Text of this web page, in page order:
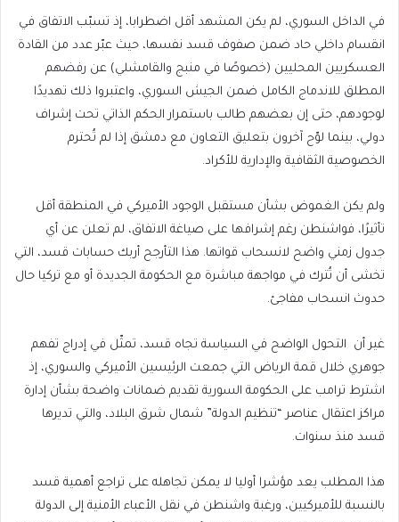
في الداخل السوري، لم يكن المشهد أقل اضطرابا، إذ تسبّب الاتفاق في
انقسام داخلي حاد ضمن صفوف قسد نفسها، حيث عبّر عدد من القادة
العسكريين المحليين (خصوصًا في منبج والقامشلي) عن رفضهم
المطلق للاندماج الكامل ضمن الجيش السوري، واعتبروا ذلك تهديدًا
لوجودهم، حتى إن بعضهم طالب باستمرار الحكم الذاتي تحت إشراف
دولي، بينما لوّح آخرون بتعليق التعاون مع دمشق إذا لم تُحترم
الخصوصية الثقافية والإدارية للأكراد.
ولم يكن الغموض بشأن مستقبل الوجود الأميركي في المنطقة أقل
تأثيرًا، فواشنطن رغم إشرافها على صياغة الاتفاق، لم تعلن عن أي
جدول زمني واضح لانسحاب قواتها. هذا التأرجح أربك حسابات قسد، التي
تخشى أن تُترك في مواجهة مباشرة مع الحكومة الجديدة أو مع تركيا حال
حدوث انسحاب مفاجئ.
غير أن التحول الواضح في السياسة تجاه قسد، تمثّل في إدراج تفهم
جوهري خلال قمة الرياض التي جمعت الرئيسين الأميركي والسوري، إذ
اشترط ترامب على الحكومة السورية تقديم ضمانات واضحة بشأن إدارة
مراكز اعتقال عناصر “تنظيم الدولة” شمال شرق البلاد، والتي تديرها
قسد منذ سنوات.
هذا المطلب يعد مؤشرا أوليا لا يمكن تجاهله على تراجع أهمية قسد
بالنسبة للأميركيين، ورغبة واشنطن في نقل الأعباء الأمنية إلى الدولة